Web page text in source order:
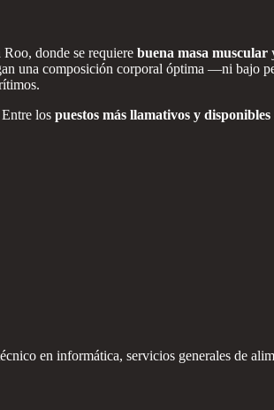
Roo, donde se requiere buena masa muscular
una composición corporal óptima —ni bajo
los puestos más llamativos y disponibles
en informática, servicios generales de